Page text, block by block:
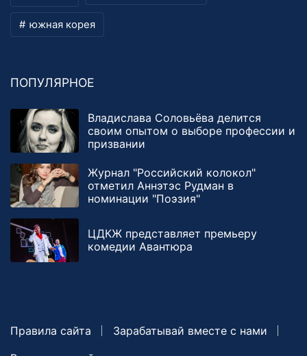
южная корея
ПОПУЛЯРНОЕ
Владислава Соловьёва делится
своим опытом о выборе профессии и
призвании
Журнал "Российский колокол"
отметил Аннэтэс Рудман в
номинации "Поэзия"
ЦДКЖ представляет премьеру
комедии Авантюра
Правила сайта
Зарабатывай вместе с нами